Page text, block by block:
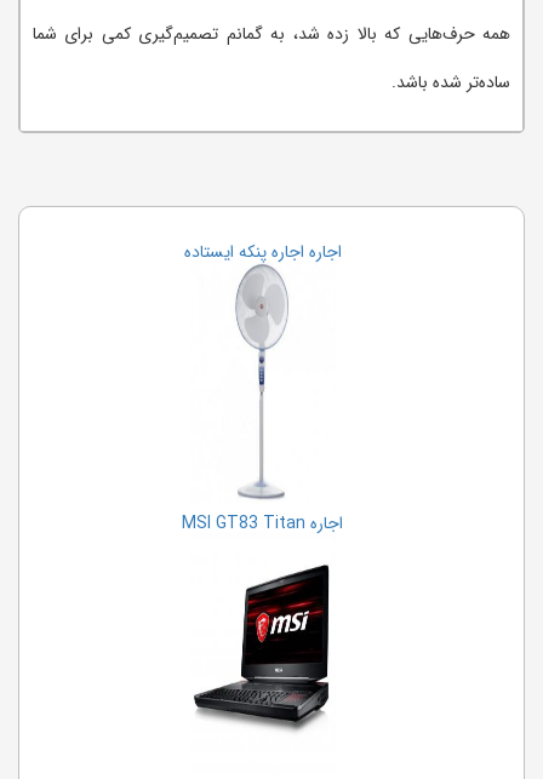
همه حرف‌هایی که بالا زده شد، به گمانم تصمیم‌گیری کمی برای شما
ساده‌تر شده باشد.
اجاره تخته وایت برد